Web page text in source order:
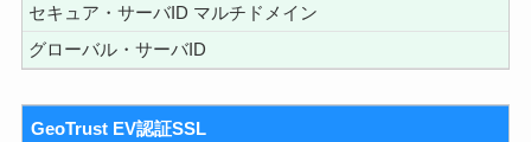
セキュア・サーバID マルチドメイン
グローバル・サーバID
GeoTrust EV認証SSL